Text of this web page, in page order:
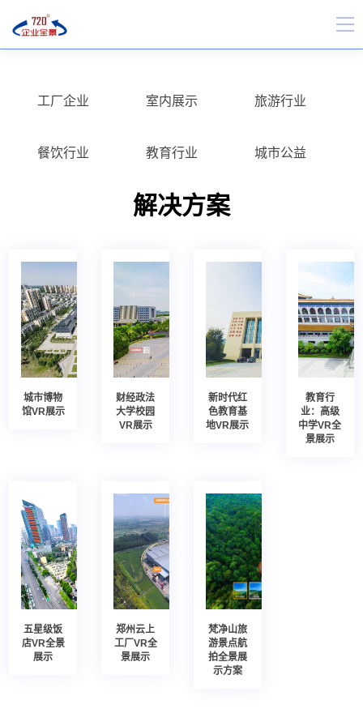
工厂企业 室内展示 旅游行业
餐饮行业 教育行业 城市公益
解决方案
城市博物
馆VR展示
财经政法
大学校园
VR展示
新时代红
色教育基
地VR展示
教育行
业：高级
中学VR全
景展示
五星级饭
店VR全景
展示
郑州云上
工厂VR全
景展示
梵净山旅
游景点航
拍全景展
示方案